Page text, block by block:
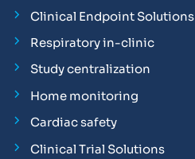
Clinical Endpoint Solutions
Respiratory in-clinic
Study centralization
Home monitoring
Cardiac safety
Clinical Trial Solutions